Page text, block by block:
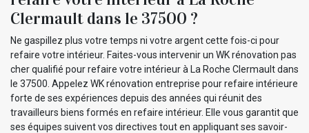
Clermault dans le 37500 ?
Ne gaspillez plus votre temps ni votre argent cette fois-ci pour
refaire votre intérieur. Faites-vous intervenir un WK rénovation pas
cher qualifié pour refaire votre intérieur à La Roche Clermault dans
le 37500. Appelez WK rénovation entreprise pour refaire intérieure
forte de ses expériences depuis des années qui réunit des
travailleurs biens formés en refaire intérieur. Elle vous garantit que
ses équipes suivent vos directives tout en appliquant ses savoir-